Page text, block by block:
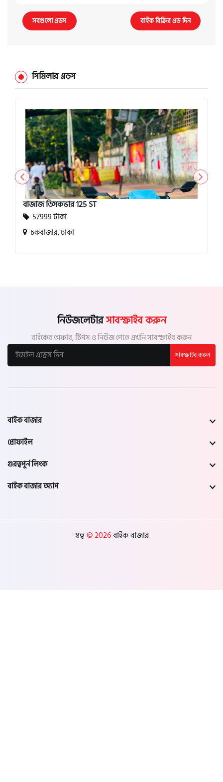
সবগুলো এডস বাইক বিক্রির এড দিন
সিমিলার এডস
বাজাজ ডিসকভার 125 ST
57999 টাকা
চকবাজার, ঢাকা
নিউজলেটারসাবস্ক্রাইব করুন
বাইকের অফার, টিপস ও নিউজ পেতে এখনি সাবস্ক্রাইব করুন
সাবস্ক্রাইব করুন
বাইক বাজার
প্রোফাইল
গুরত্বপূর্ন লিংক
বাইক বাজার অ্যাপ
স্বত্ব© 2026বাইক বাজার